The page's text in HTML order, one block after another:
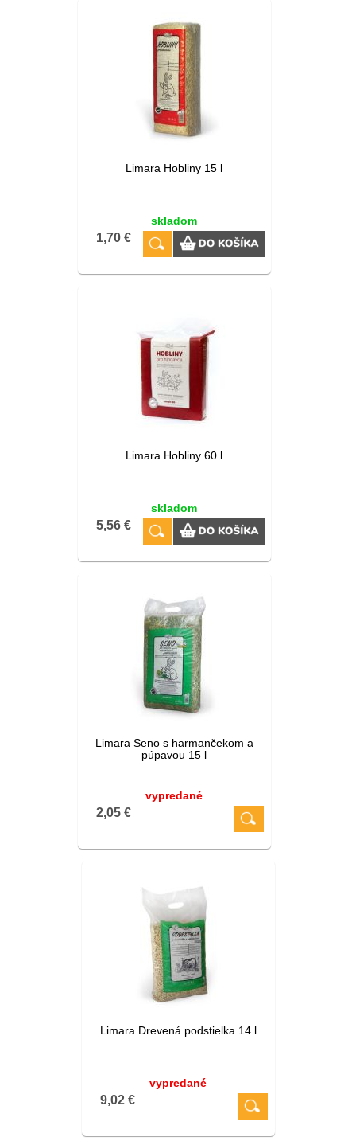
Limara Hobliny 15 l
skladom
1,70 €
Limara Hobliny 60 l
skladom
5,56 €
Limara Seno s harmančekom a
púpavou 15 l
vypredané
2,05 €
Limara Drevená podstielka 14 l
vypredané
9,02 €